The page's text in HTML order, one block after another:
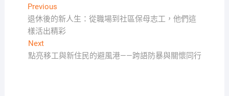
文
章
導
覽
PreviousPrevious
post:
退休後的新人生：從職場到社區保母志工，他們這
樣活出精彩
NextNext
post:
點亮移工與新住民的避風港——跨語防暴與關懷同行